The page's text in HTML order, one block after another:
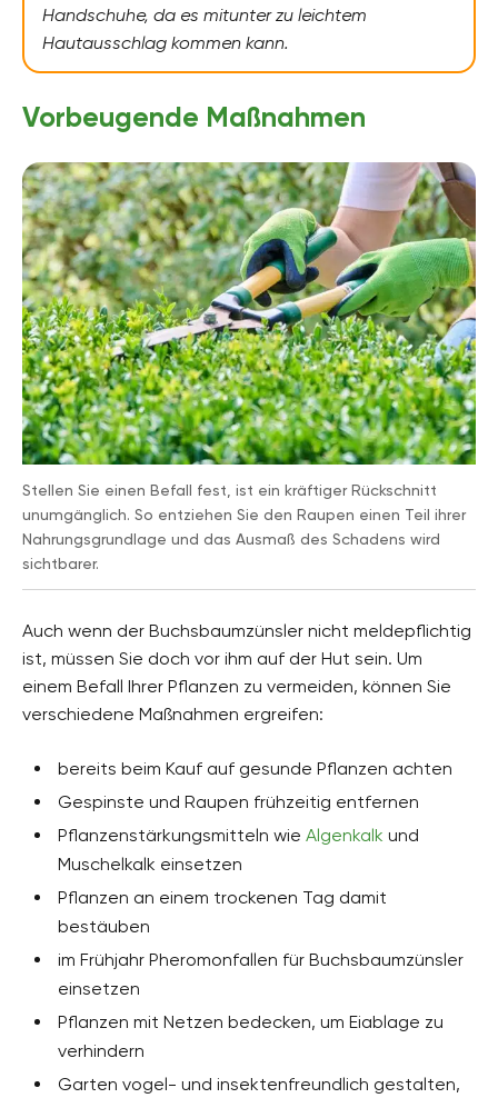
Handschuhe, da es mitunter zu leichtem
Hautausschlag kommen kann.
Vorbeugende Maßnahmen
Stellen Sie einen Befall fest, ist ein kräftiger Rückschnitt
unumgänglich. So entziehen Sie den Raupen einen Teil ihrer
Nahrungsgrundlage und das Ausmaß des Schadens wird
sichtbarer.
Auch wenn der Buchsbaumzünsler nicht meldepflichtig
ist, müssen Sie doch vor ihm auf der Hut sein. Um
einem Befall Ihrer Pflanzen zu vermeiden, können Sie
verschiedene Maßnahmen ergreifen:
bereits beim Kauf auf gesunde Pflanzen achten
Gespinste und Raupen frühzeitig entfernen
Pflanzenstärkungsmitteln wie Algenkalk und
Muschelkalk einsetzen
Pflanzen an einem trockenen Tag damit
bestäuben
im Frühjahr Pheromonfallen für Buchsbaumzünsler
einsetzen
Pflanzen mit Netzen bedecken, um Eiablage zu
verhindern
Garten vogel- und insektenfreundlich gestalten,